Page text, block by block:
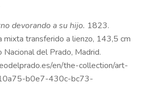
devorando a su hijo. 1823.
mixta transferido a lienzo, 143,5 cm
del Prado, Madrid.
en/the-collection/art-
b0e7-430c-bc73-